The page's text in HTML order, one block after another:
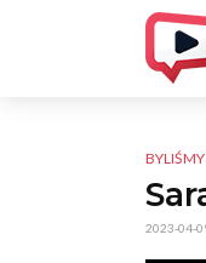
2023-04-